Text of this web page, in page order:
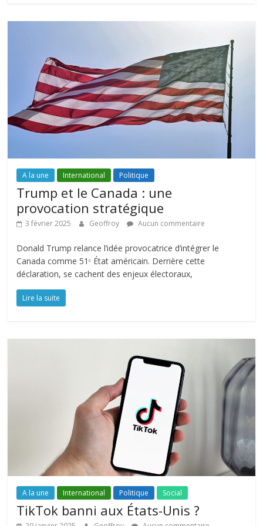
A la une International Politique
Trump et le Canada : une
provocation stratégique
3 février 2025 Geoffroy Aucun commentaire
Donald Trump relance l’idée provocatrice d’intégrer le
Canada comme 51ᵉ État américain. Derrière cette
déclaration, se cachent des enjeux électoraux,
Lire la suite
A la une International Politique Social
TikTok banni aux États-Unis ?